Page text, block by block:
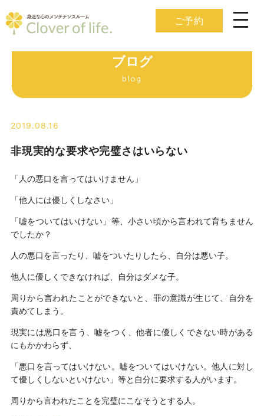
ご予約
ブログ
blog
2019.08.16
非現実的な要求や完璧さはいらない
「人の悪口を言ってはいけません」
「他人には優しくしなさい」
「嘘をついてはいけない」等、小さい頃から言われて育ちません
でしたか？
人の悪口を言ったり、嘘をついたりしたら、自分は悪い子。
他人に優しくできなければ、自分はダメな子。
周りから言われたことができないと、罪の意識が生じて、自分を
責めてしまう。
現実には悪口を言う、嘘をつく、他者に優しくできない時がある
にもかかわらず、
「悪口を言ってはいけない。嘘をついてはいけない。他人に対し
て優しくしないといけない」等と自分に要求する人がいます。
周りから言われたことを完璧にこなそうとする人。